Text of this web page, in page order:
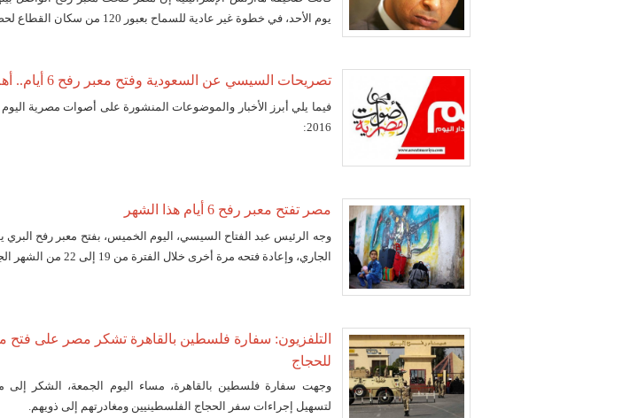
يوم الأحد، في خطوة غير عادية للسماح بعبور 120 من سكان القطاع لحضور مؤتمر.
تصريحات السيسي عن السعودية وفتح معبر رفح 6 أيام.. أهم الأخبار
2016:
مصر تفتح معبر رفح 6 أيام هذا الشهر
الجاري، وإعادة فتحه مرة أخرى خلال الفترة من 19 إلى 22 من الشهر الجاري.
التلفزيون: سفارة فلسطين بالقاهرة تشكر مصر على فتح
للحجاج
وجهت سفارة فلسطين بالقاهرة، مساء اليوم الجمعة، الشكر
لتسهيل إجراءات سفر الحجاج الفلسطينيين ومغادرتهم إلى ذويهم.